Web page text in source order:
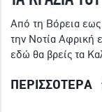
Από τη Βόρεια εως
την Νοτία Αφρική
εδώ θα βρείς τα
ΠΕΡΙΣΣΟΤΕΡΑ